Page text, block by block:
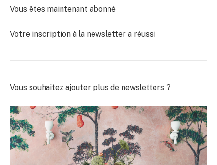
Vous êtes maintenant abonné
Votre inscription à la newsletter a réussi
Vous souhaitez ajouter plus de newsletters ?